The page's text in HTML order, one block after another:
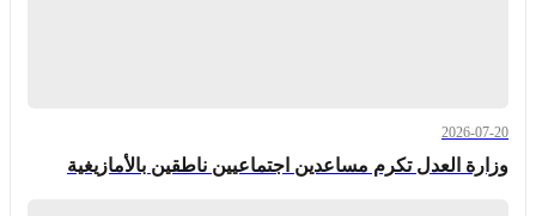
2026-07-20
وزارة العدل تكرم مساعدين اجتماعيين ناطقين بالأمازيغية